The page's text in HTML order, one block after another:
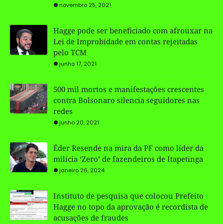
novembro 25, 2021
Hagge pode ser beneficiado com afrouxar na
Lei de Improbidade em contas rejeitadas
pelo TCM
junho 17, 2021
500 mil mortos e manifestações crescentes
contra Bolsonaro silencia seguidores nas
redes
junho 20, 2021
Éder Resende na mira da PF como líder da
milícia ‘Zero’ de fazendeiros de Itapetinga
janeiro 26, 2024
Instituto de pesquisa que colocou Prefeito
Hagge no topo da aprovação é recordista de
acusações de fraudes